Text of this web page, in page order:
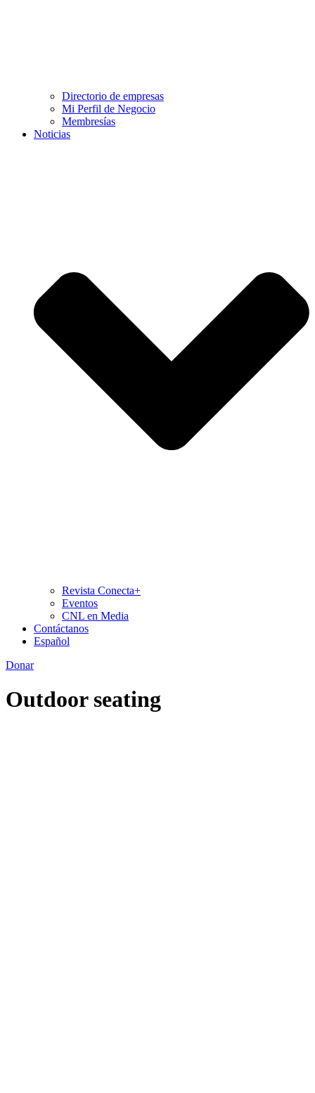
Directorio de empresas
Mi Perfil de Negocio
Membresías
Noticias
Revista Conecta+
Eventos
CNL en Media
Contáctanos
Español
Donar
Outdoor seating